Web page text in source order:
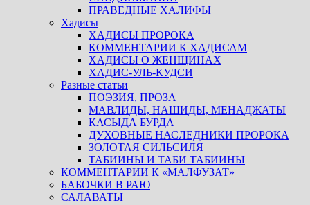
ПРАВЕДНЫЕ ХАЛИФЫ
Хадисы
ХАДИСЫ ПРОРОКА
КОММЕНТАРИИ К ХАДИСАМ
ХАДИСЫ О ЖЕНЩИНАХ
ХАДИС-УЛЬ-КУДСИ
Разные статьи
ПОЭЗИЯ, ПРОЗА
МАВЛИДЫ, НАШИДЫ, МЕНАДЖАТЫ
КАСЫДА БУРДА
ДУХОВНЫЕ НАСЛЕДНИКИ ПРОРОКА
ЗОЛОТАЯ СИЛЬСИЛЯ
ТАБИИНЫ И ТАБИ ТАБИИНЫ
КОММЕНТАРИИ К «МАЛФУЗАТ»
БАБОЧКИ В РАЮ
САЛАВАТЫ